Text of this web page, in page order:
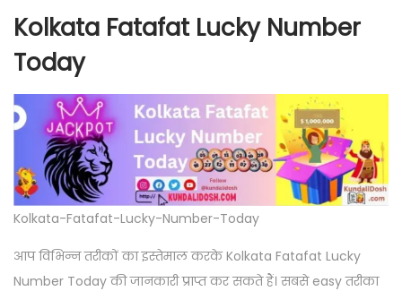
Kolkata Fatafat Lucky Number
Today
Kolkata-Fatafat-Lucky-Number-Today
आप विभिन्न तरीकों का इस्तेमाल करके Kolkata Fatafat Lucky
Number Today की जानकारी प्राप्त कर सकते हैं। सबसे easy तरीका